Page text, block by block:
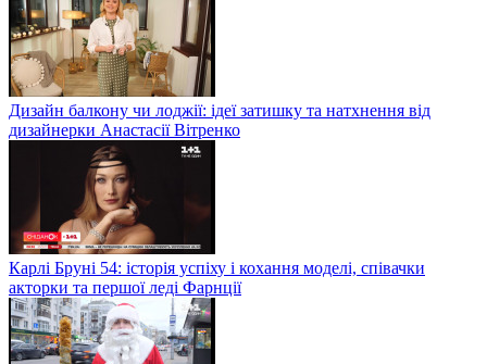
Дизайн балкону чи лоджії: ідеї затишку та натхнення від
дизайнерки Анастасії Вітренко
Карлі Бруні 54: історія успіху і кохання моделі, співачки
акторки та першої леді Фарнції